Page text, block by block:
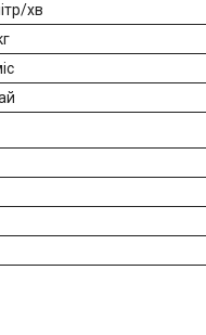
хв